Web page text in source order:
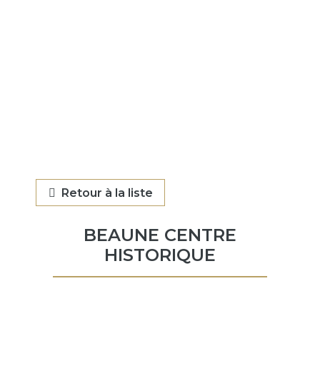
Retour à la liste
BEAUNE CENTRE
HISTORIQUE